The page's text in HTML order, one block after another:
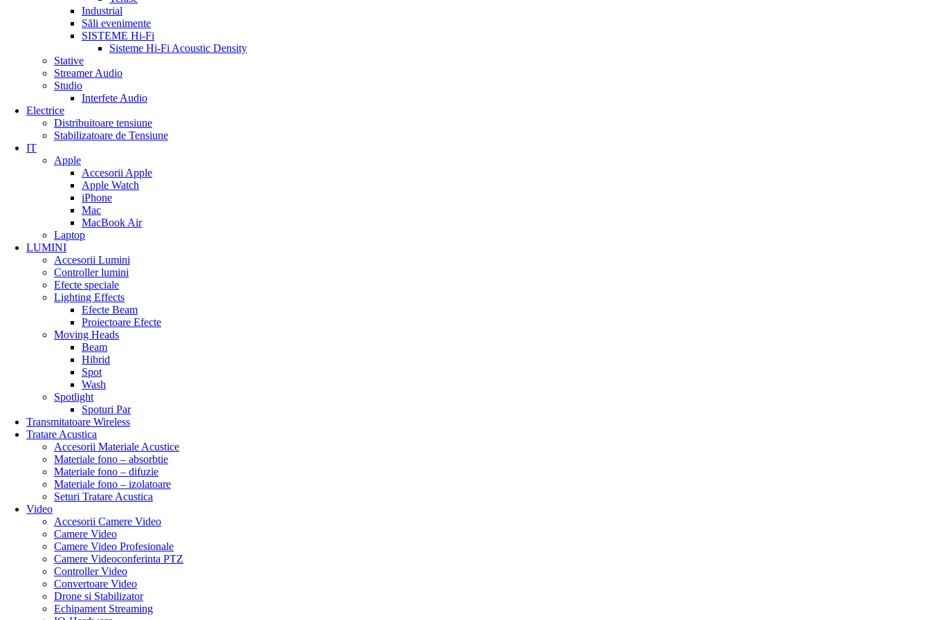
Industrial
Săli evenimente
SISTEME Hi-Fi
Sisteme Hi-Fi Acoustic Density
Stative
Streamer Audio
Studio
Interfete Audio
Electrice
Distribuitoare tensiune
Stabilizatoare de Tensiune
IT
Apple
Accesorii Apple
Apple Watch
iPhone
Mac
MacBook Air
Laptop
LUMINI
Accesorii Lumini
Controller lumini
Efecte speciale
Lighting Effects
Efecte Beam
Proiectoare Efecte
Moving Heads
Beam
Hibrid
Spot
Wash
Spotlight
Spoturi Par
Transmitatoare Wireless
Tratare Acustica
Accesorii Materiale Acustice
Materiale fono – absorbtie
Materiale fono – difuzie
Materiale fono – izolatoare
Seturi Tratare Acustica
Video
Accesorii Camere Video
Camere Video
Camere Video Profesionale
Camere Videoconferinta PTZ
Controller Video
Convertoare Video
Drone si Stabilizator
Echipament Streaming
Sisteme Hi-Fi